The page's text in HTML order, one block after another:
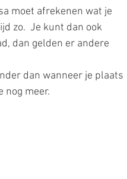
moet afrekenen wat je
zo.  Je kunt dan ook
dan gelden er andere
dan wanneer je plaats
nog meer.